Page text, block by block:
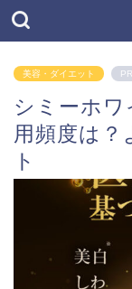
美容・ダイエット PR
シミーホ
用頻度は？
ト